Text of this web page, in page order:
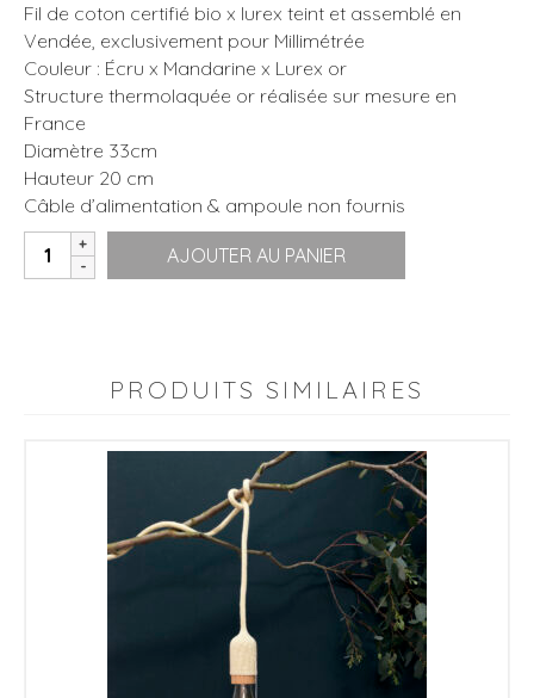
Fil de coton certifié bio x lurex teint et assemblé en
Vendée, exclusivement pour Millimétrée
Couleur : Écru x Mandarine x Lurex or
Structure thermolaquée or réalisée sur mesure en
France
Diamètre 33cm
Hauteur 20 cm
Câble d’alimentation & ampoule non fournis
quantité
AJOUTER AU PANIER
PRODUITS SIMILAIRES